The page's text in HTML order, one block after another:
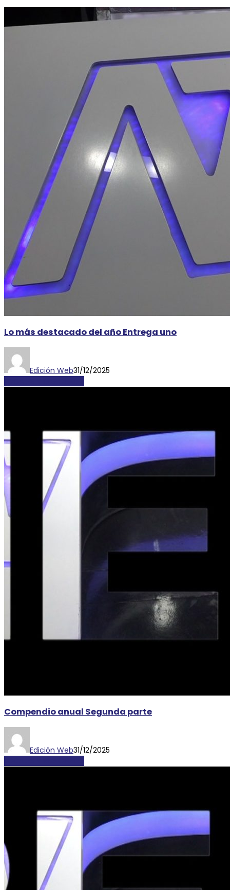
Lo más destacado del año Entrega uno
Edición Web31/12/2025
Compendio anual Segunda parte
Edición Web31/12/2025